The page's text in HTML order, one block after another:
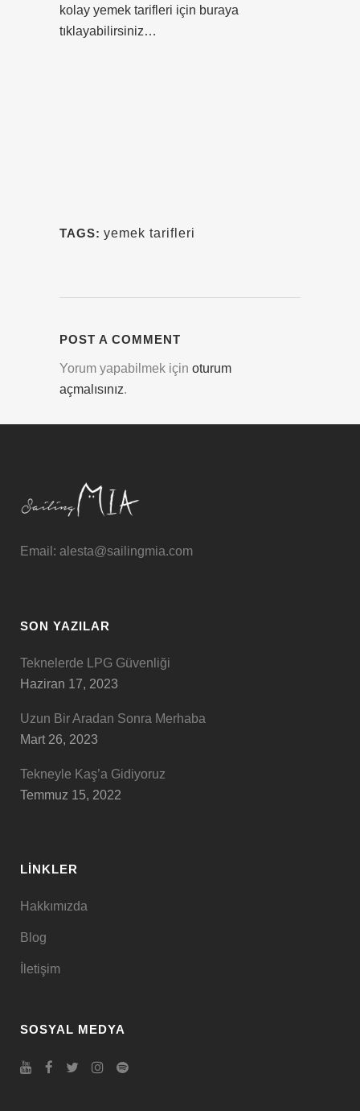
kolay yemek tarifleri için buraya
tıklayabilirsiniz…
TAGS: yemek tarifleri
POST A COMMENT
Yorum yapabilmek için oturum
açmalısınız.
Email: alesta@sailingmia.com
SON YAZILAR
Teknelerde LPG Güvenliği
Haziran 17, 2023
Uzun Bir Aradan Sonra Merhaba
Mart 26, 2023
Tekneyle Kaş’a Gidiyoruz
Temmuz 15, 2022
LINKLER
Hakkımızda
Blog
İletişim
SOSYAL MEDYA